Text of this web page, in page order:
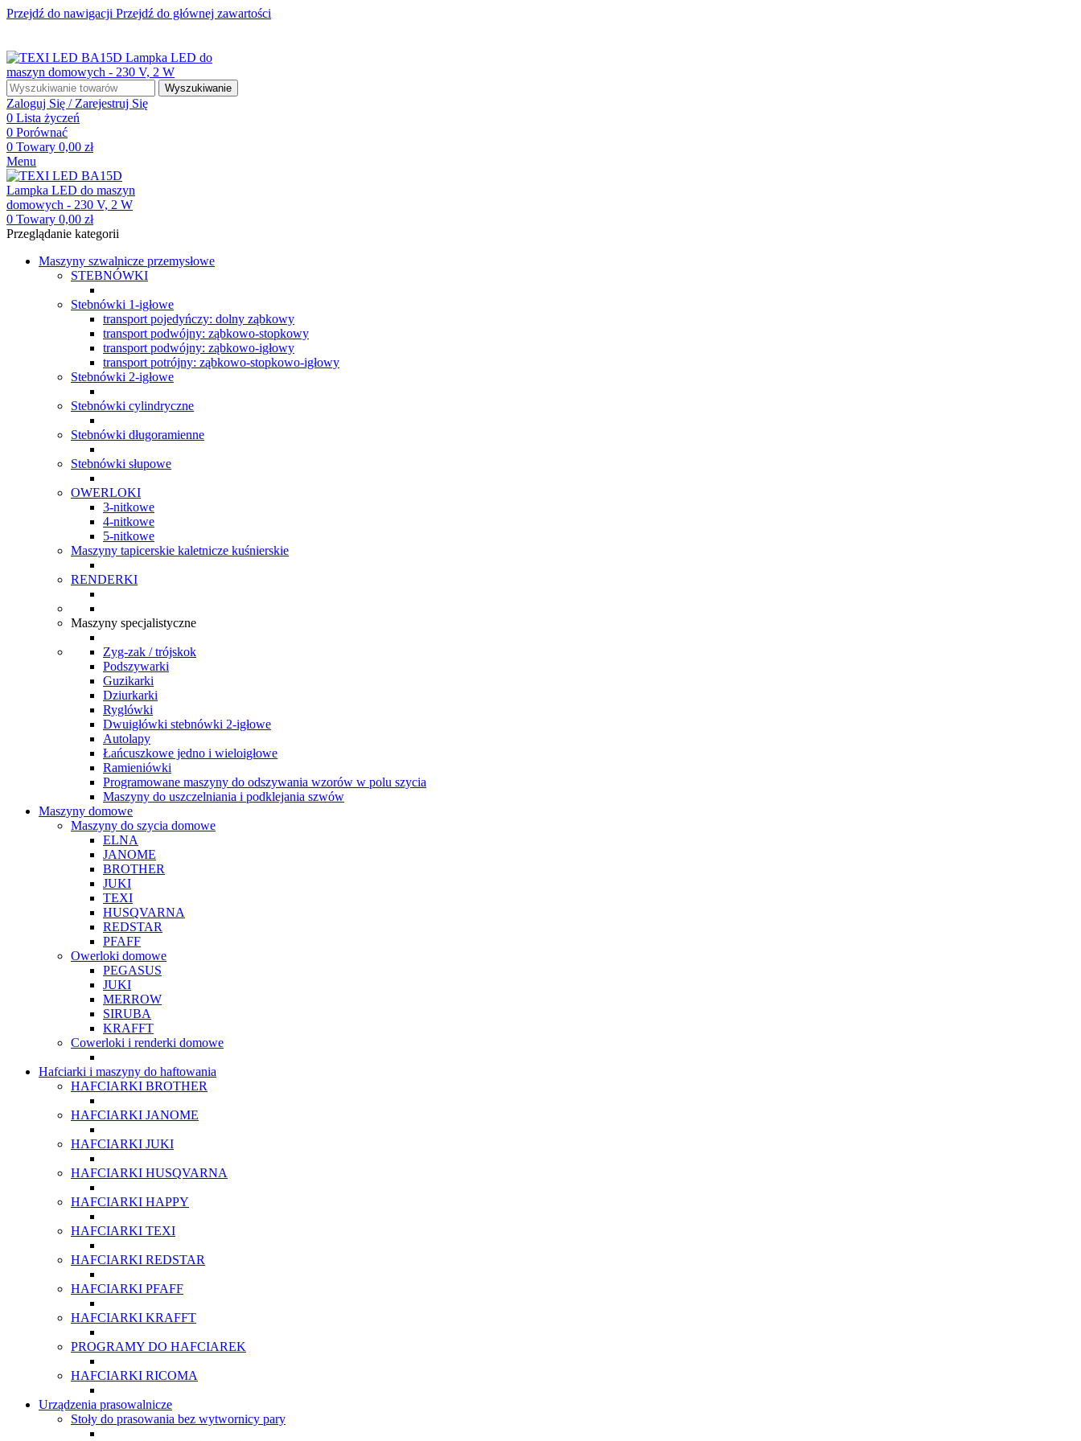
Przejdź do nawigacji Przejdź do głównej zawartości
Wyszukiwanie
Zaloguj Się / Zarejestruj Się
0 Lista życzeń
0 Porównać
0 Towary 0,00 zł
Menu
0 Towary 0,00 zł
Przeglądanie kategorii
Maszyny szwalnicze przemysłowe
STEBNÓWKI
Stebnówki 1-igłowe
transport pojedyńczy: dolny ząbkowy
transport podwójny: ząbkowo-stopkowy
transport podwójny: ząbkowo-igłowy
transport potrójny: ząbkowo-stopkowo-igłowy
Stebnówki 2-igłowe
Stebnówki cylindryczne
Stebnówki długoramienne
Stebnówki słupowe
OWERLOKI
3-nitkowe
4-nitkowe
5-nitkowe
Maszyny tapicerskie kaletnicze kuśnierskie
RENDERKI
Maszyny specjalistyczne
Zyg-zak / trójskok
Podszywarki
Guzikarki
Dziurkarki
Ryglówki
Dwuigłówki stebnówki 2-igłowe
Autolapy
Łańcuszkowe jedno i wieloigłowe
Ramieniówki
Programowane maszyny do odszywania wzorów w polu szycia
Maszyny do uszczelniania i podklejania szwów
Maszyny domowe
Maszyny do szycia domowe
ELNA
JANOME
BROTHER
JUKI
TEXI
HUSQVARNA
REDSTAR
PFAFF
Owerloki domowe
PEGASUS
JUKI
MERROW
SIRUBA
KRAFFT
Cowerloki i renderki domowe
Hafciarki i maszyny do haftowania
HAFCIARKI BROTHER
HAFCIARKI JANOME
HAFCIARKI JUKI
HAFCIARKI HUSQVARNA
HAFCIARKI HAPPY
HAFCIARKI TEXI
HAFCIARKI REDSTAR
HAFCIARKI PFAFF
HAFCIARKI KRAFFT
PROGRAMY DO HAFCIAREK
HAFCIARKI RICOMA
Urządzenia prasowalnicze
Stoły do prasowania bez wytwornicy pary